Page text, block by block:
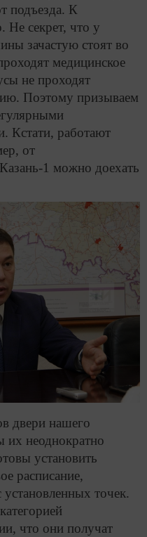
подъезда. К
Не секрет, что у
зачастую стоят во
медицинское
не проходят
Поэтому призываем
Кстати, работают
от
1 можно доехать
двери нашего
их неоднократно
установить
расписание,
установленных точек.
что они получат